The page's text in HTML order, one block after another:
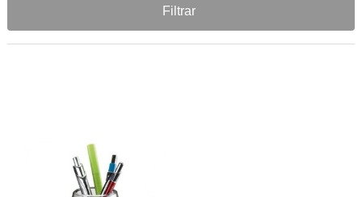
Filtrar